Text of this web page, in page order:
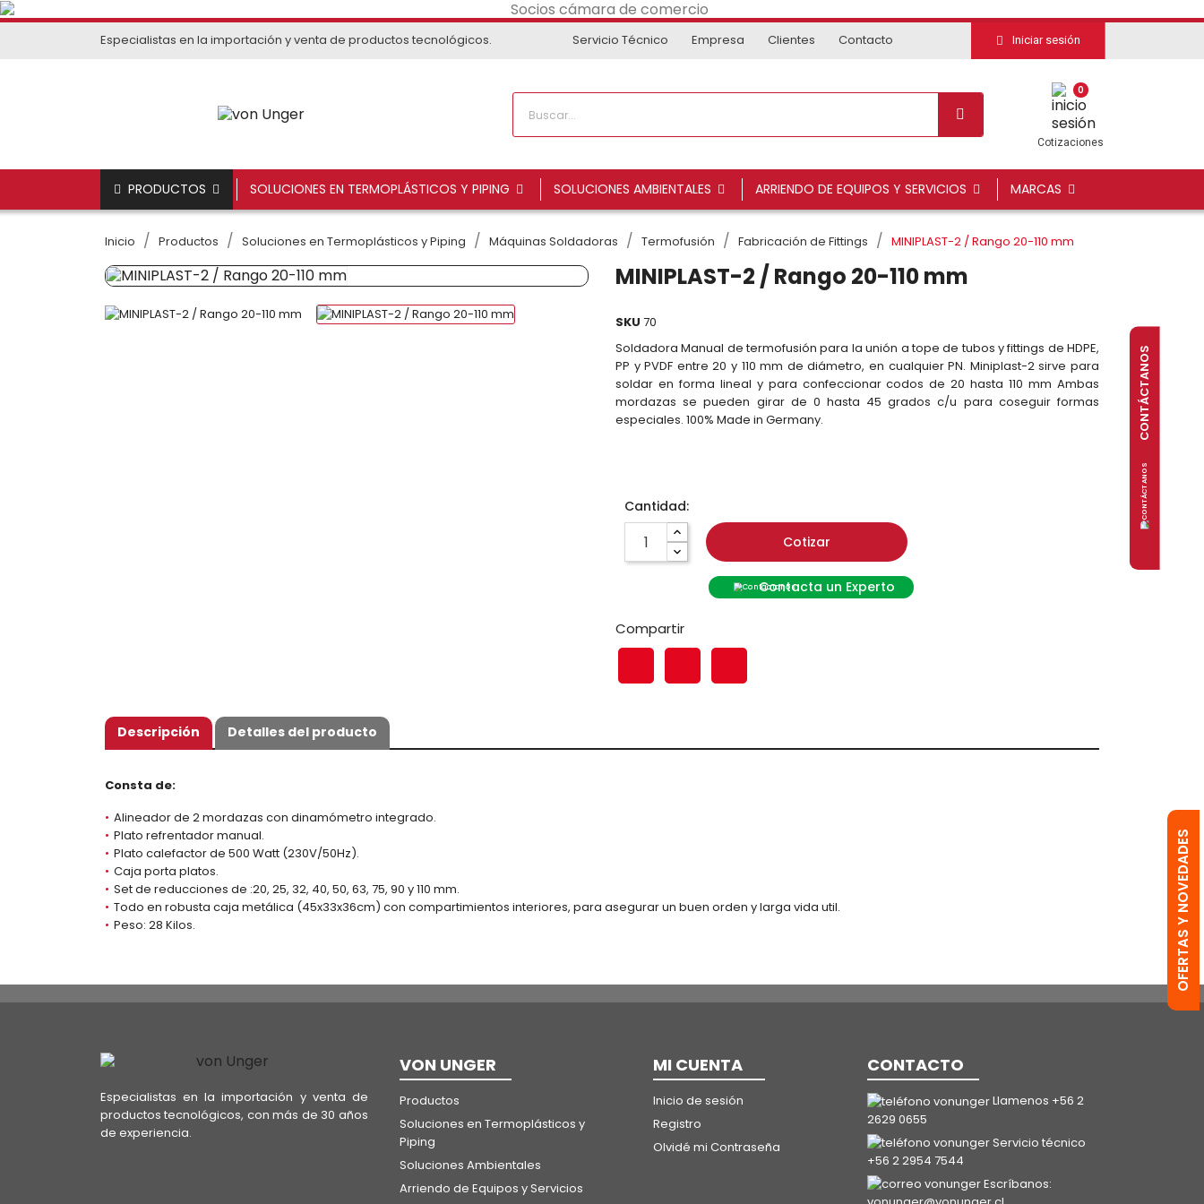
Especialistas en la importación y venta de productos tecnológicos. Servicio Técnico Empresa Clientes Contacto Iniciar sesión
0
Cotizaciones
PRODUCTOS SOLUCIONES EN TERMOPLÁSTICOS Y PIPING SOLUCIONES AMBIENTALES ARRIENDO DE EQUIPOS Y SERVICIOS MARCAS
Inicio Productos Soluciones en Termoplásticos y Piping Máquinas Soldadoras Termofusión Fabricación de Fittings MINIPLAST-2 / Rango 20-110 mm
MINIPLAST-2 / Rango 20-110 mm
SKU 70
Soldadora Manual de termofusión para la unión a tope de tubos y fittings de HDPE,
PP y PVDF entre 20 y 110 mm de diámetro, en cualquier PN. Miniplast-2 sirve para
soldar en forma lineal y para confeccionar codos de 20 hasta 110 mm Ambas
mordazas se pueden girar de 0 hasta 45 grados c/u para coseguir formas
especiales. 100% Made in Germany.
Cantidad:
Cotizar
Contacta un Experto
Compartir
Descripción Detalles del producto
Consta de:
Alineador de 2 mordazas con dinamómetro integrado.
Plato refrentador manual.
Plato calefactor de 500 Watt (230V/50Hz).
Caja porta platos.
Set de reducciones de :20, 25, 32, 40, 50, 63, 75, 90 y 110 mm.
Todo en robusta caja metálica (45x33x36cm) con compartimientos interiores, para asegurar un buen orden y larga vida util.
Peso: 28 Kilos.
Especialistas en la importación y venta de
productos tecnológicos, con más de 30 años
de experiencia.
CONTÁCTANOS
OFERTAS Y NOVEDADES
VON UNGER
Productos
Soluciones en Termoplásticos y
Piping
Soluciones Ambientales
Arriendo de Equipos y Servicios
MI CUENTA
Inicio de sesión
Registro
Olvidé mi Contraseña
CONTACTO
Llamenos +56 2
2629 0655
Servicio técnico
+56 2 2954 7544
Escríbanos: